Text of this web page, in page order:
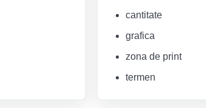
cantitate
grafica
zona de print
termen